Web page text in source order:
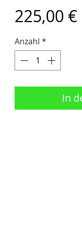
225,00 €
Anzahl *
In